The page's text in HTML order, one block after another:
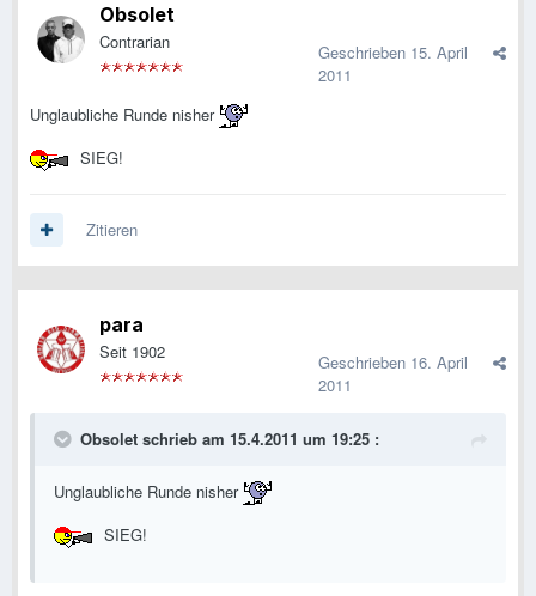
Obsolet
Contrarian Geschrieben 15. April
2011
Unglaubliche Runde nisher
SIEG!
Zitieren
para
Seit 1902 Geschrieben 16. April
2011
Obsolet schrieb am 15.4.2011 um 19:25 :
Unglaubliche Runde nisher
SIEG!